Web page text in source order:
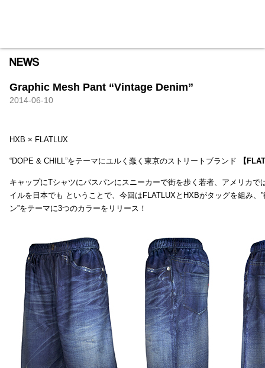
Graphic Mesh Pant “Vintage Denim”
2014-06-10
HXB × FLATLUX
“DOPE & CHILL”をテーマにユルく蠢く東京のストリートブランド 【
キャップにTシャツにバスパンにスニーカーで街を歩く若者、アメリカで
イルを日本でも ということで、今回はFLATLUXとHXBがタッグを組み、
ン”をテーマに3つのカラーをリリース！